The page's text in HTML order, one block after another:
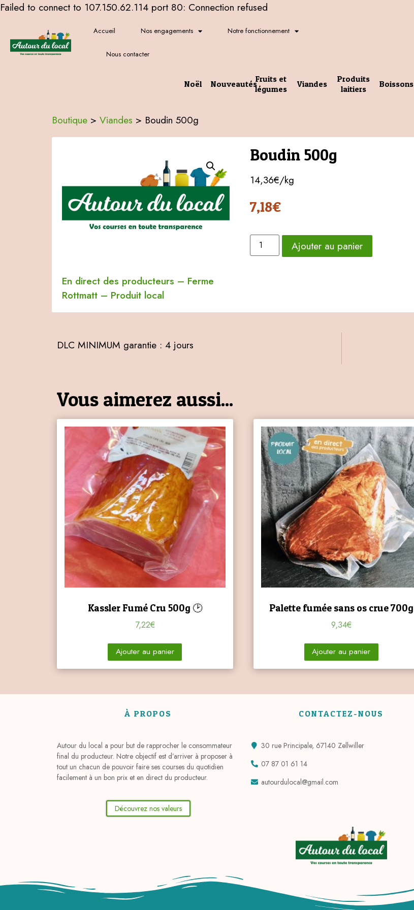
Failed to connect to 107.150.62.114 port 80: Connection refused
Accueil Nos engagements Notre fonctionnement
Nous contacter
Noël NouveautésFruits et
légumes
Viandes
Produits
laitiers
Boissons
Boutique > Viandes > Boudin 500g
En direct des producteurs – Ferme
Rottmatt – Produit local
Boudin 500g
14,36€/kg
7,18€
Ajouter au panier
DLC MINIMUM garantie : 4 jours
Vous aimerez aussi...
Kassler Fumé Cru 500g 🕑
7,22€
Ajouter au panier
Palette fumée sans os crue 700g
9,34€
Ajouter au panier
À PROPOS
Autour du local a pour but de rapprocher le consommateur
final du producteur. Notre objectif est d’arriver à proposer à
tout un chacun de pouvoir faire ses courses du quotidien
facilement à un bon prix et en direct du producteur.
Découvrez nos valeurs
CONTACTEZ-NOUS
30 rue Principale, 67140 Zellwiller
07 87 01 61 14
autourdulocal@gmail.com